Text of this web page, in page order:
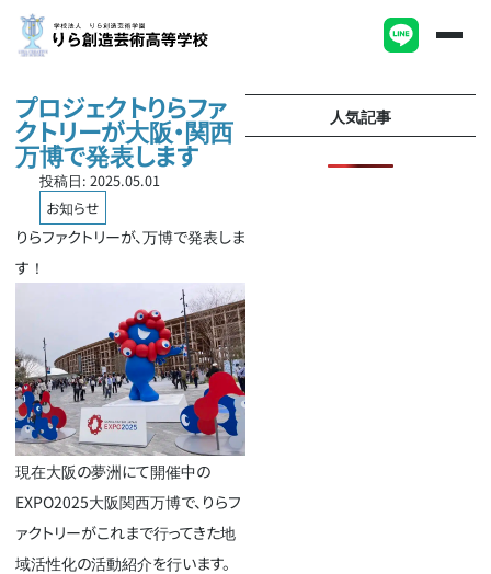
プロジェクトりらファ
クトリーが大阪・関西
万博で発表します
投稿日: 2025.05.01
お知らせ
りらファクトリーが、万博で発表しま
す！
現在大阪の夢洲にて開催中の
EXPO2025大阪関西万博で、りらフ
ァクトリーがこれまで行ってきた地
域活性化の活動紹介を行います。
人気記事